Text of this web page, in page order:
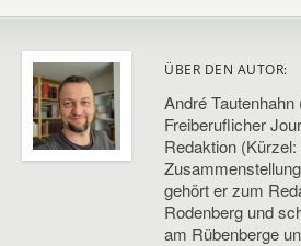
ÜBER DEN AUTOR:
André
Freiberuflicher
Redaktion
gehört er zum
Rodenberg und
am Rübenberge